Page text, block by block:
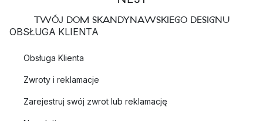
TWÓJ DOM SKANDYNAWSKIEGO DESIGNU
OBSŁUGA KLIENTA
Obsługa Klienta
Zwroty i reklamacje
Zarejestruj swój zwrot lub reklamację